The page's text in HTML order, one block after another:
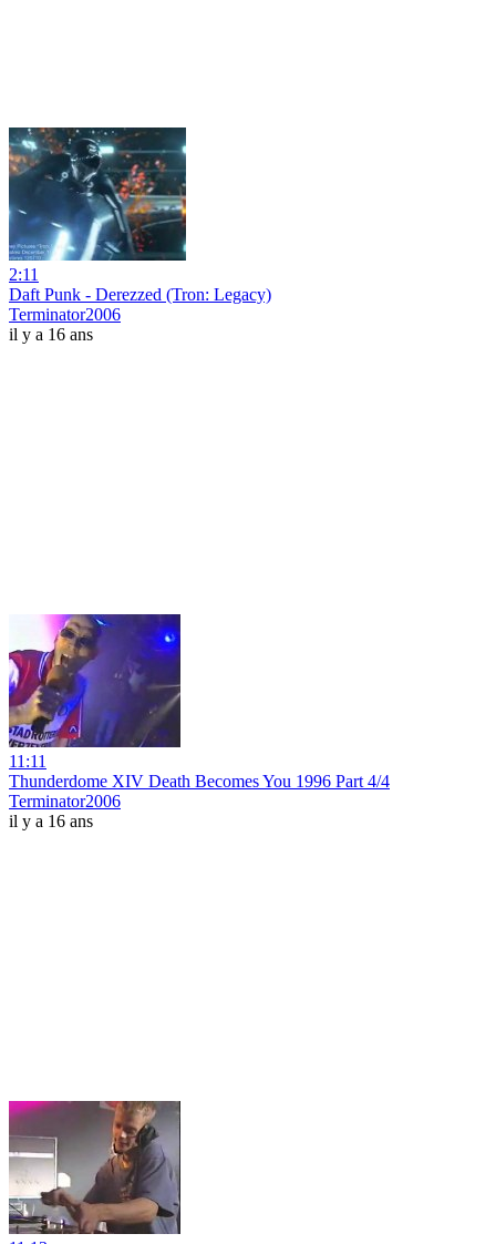
2:11
Daft Punk - Derezzed (Tron: Legacy)
Terminator2006
il y a 16 ans
11:11
Thunderdome XIV Death Becomes You 1996 Part 4/4
Terminator2006
il y a 16 ans